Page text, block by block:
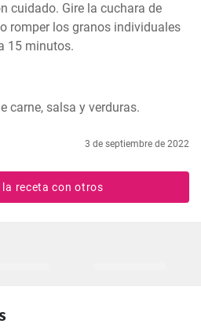
cuidado. Gire la cuchara de
romper los granos individuales
15 minutos.
carne, salsa y verduras.
3 de septiembre de 2022
la receta con otros